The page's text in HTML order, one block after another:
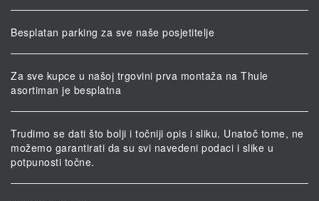
Besplatan parking za sve naše posjetitelje
Za sve kupce u našoj trgovini prva montaža na Thule
asortiman je besplatna
Trudimo se dati što bolji i točniji opis i sliku. Unatoč tome, ne
možemo garantirati da su svi navedeni podaci i slike u
potpunosti točne.